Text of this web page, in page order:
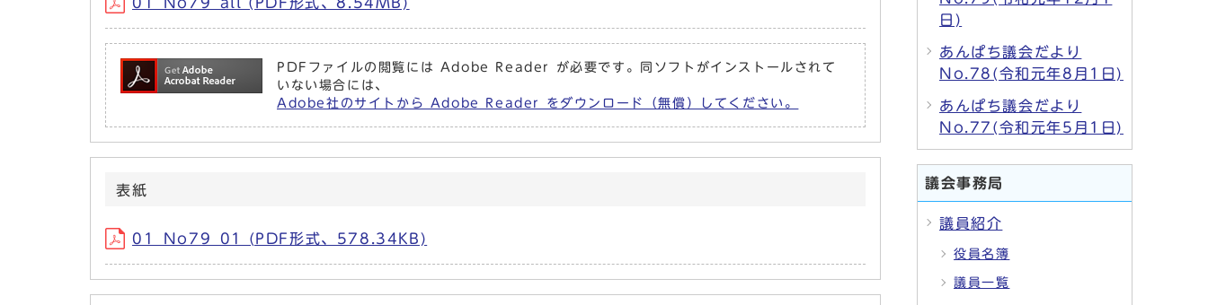
PDFファイルの閲覧には Adobe Reader が必要です。同ソフトがインストールされて
いない場合には、
Adobe社のサイトから Adobe Reader をダウンロード（無償）してください。
表紙
01_No79_01 (PDF形式、578.34KB)
日)
あんぱち議会だより
No.78(令和元年8月1日)
あんぱち議会だより
No.77(令和元年5月1日)
議会事務局
議員紹介
役員名簿
議員一覧